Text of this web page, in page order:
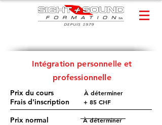
Intégration personnelle et
professionnelle
Prix du cours À déterminer
Frais d'inscription + 85 CHF
Prix normal À déterminer